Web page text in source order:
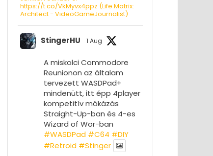
https://t.co/VkMyvx4ppz (Life Matrix:
Architect - VideoGameJournalist)
StingerHU 1 Aug
A miskolci Commodore
Reunionon az általam
tervezett WASDPad+
mindenütt, itt épp 4player
kompetitív mókázás
Straight-Up-ban és 4-es
Wizard of Wor-ban
#WASDPad #C64 #DIY
#Retroid #Stinger